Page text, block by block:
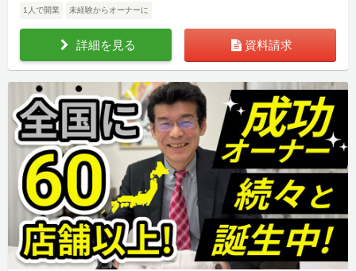
1人で開業 未経験からオーナーに
詳細を見る 資料請求